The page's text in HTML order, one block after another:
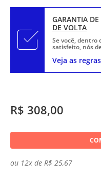
R$ 308,00
ou 12x de R$ 25,67
GARANTIA DE
DE VOLTA
Se você, dentro
satisfeito, nós
Veja as regras